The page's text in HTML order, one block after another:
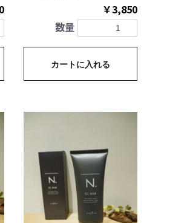
￥3,850
数量
カートに入れる